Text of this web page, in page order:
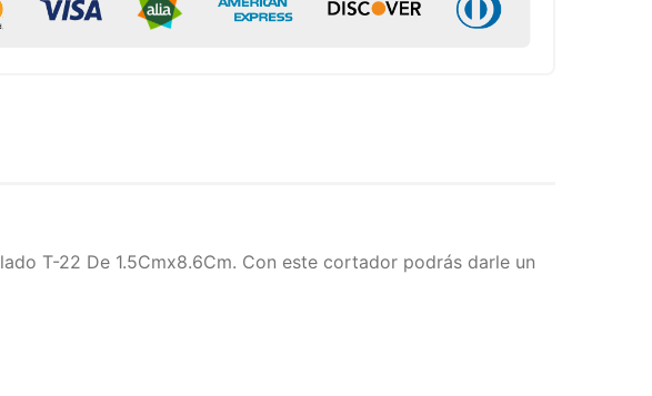
T-22 De 1.5Cmx8.6Cm. Con este cortador podrás darle un